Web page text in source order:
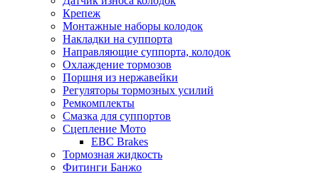
Крепеж
Монтажные наборы колодок
Накладки на суппорта
Направляющие суппорта, колодок
Охлаждение тормозов
Поршня из нержавейки
Регуляторы тормозных усилий
Ремкомплекты
Смазка для суппортов
Сцепление Мото
EBC Brakes
Тормозная жидкость
Фитинги Банжо